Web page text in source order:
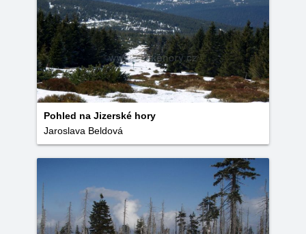
Pohled na Jizerské hory
Jaroslava Beldová